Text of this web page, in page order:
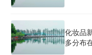
化妆品
多分布